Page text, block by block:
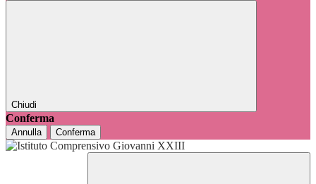
Chiudi
Conferma
Annulla Conferma